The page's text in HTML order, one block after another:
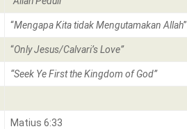
“Mengapa Kita tidak Mengutamakan Allah”
“Only Jesus/Calvari’s Love”
“Seek Ye First the Kingdom of God”
Matius 6:33